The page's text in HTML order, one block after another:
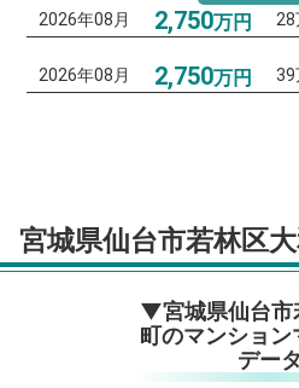
2026年08月 2,750万円 28
2026年08月 2,750万円 39
宮城県仙台市若林区
▼宮城県仙台市
町のマンション
データ